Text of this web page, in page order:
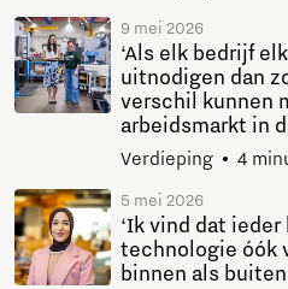
9 mei 2026
‘Als elk bedrijf
uitnodigen dan
verschil kunnen
arbeidsmarkt in
Verdieping 4
5 mei 2026
‘Ik vind dat
technologie óók
binnen als buiten